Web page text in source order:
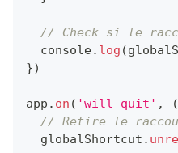
// Check si le
console. log (
})
app . on ( 'will-quit' , (
// Retire le
  globalShortcut
.